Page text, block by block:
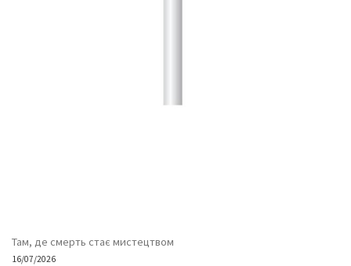
Там, де смерть стає мистецтвом
16/07/2026